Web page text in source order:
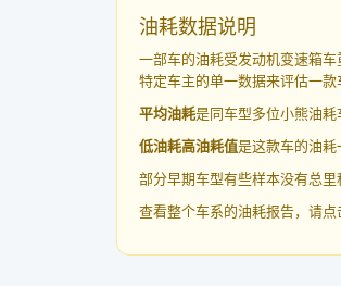
油耗数据说明
一部车的油耗受发动机变速箱
特定车主的单一数据来评估一款
平均油耗是同车型多位小熊油
低油耗高油耗值是这款车的油耗
部分早期车型有些样本没有总里
查看整个车系的油耗报告，请点